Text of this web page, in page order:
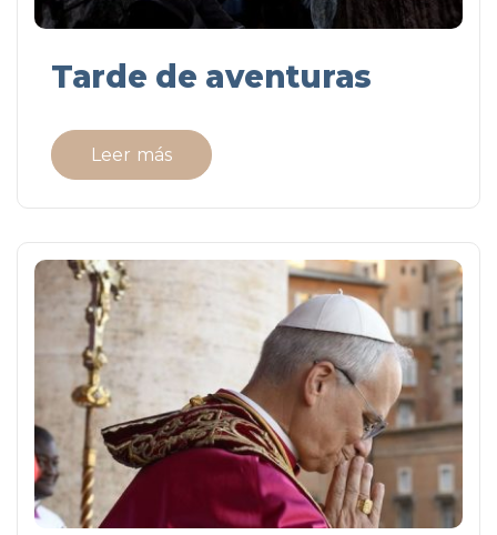
Tarde de aventuras
Leer más